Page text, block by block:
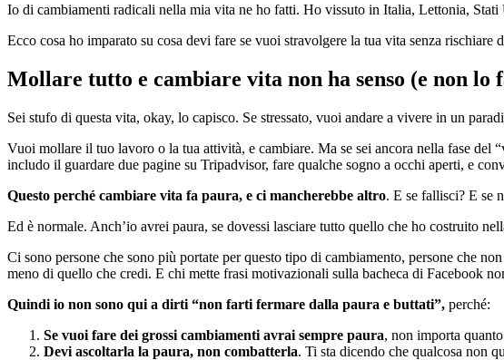
Io di cambiamenti radicali nella mia vita ne ho fatti. Ho vissuto in Italia, Lettonia,
Ecco cosa ho imparato su cosa devi fare se vuoi stravolgere la tua vita senza rischiare
Mollare tutto e cambiare vita non ha senso (e non lo
Sei stufo di questa vita, okay, lo capisco. Se stressato, vuoi andare a vivere in un
Vuoi mollare il tuo lavoro o la tua attività, e cambiare. Ma se sei ancora nella fase
includo il guardare due pagine su Tripadvisor, fare qualche sogno a occhi aperti, e
Questo perché cambiare vita fa paura, e ci mancherebbe altro. E se fallisci? E se
Ed è normale. Anch’io avrei paura, se dovessi lasciare tutto quello che ho costruito
Ci sono persone che sono più portate per questo tipo di cambiamento, persone che
meno di quello che credi. E chi mette frasi motivazionali sulla bacheca di Facebook
Quindi io non sono qui a dirti “non farti fermare dalla paura e buttati”, perché:
Se vuoi fare dei grossi cambiamenti avrai sempre paura, non importa
Devi ascoltarla la paura, non combatterla. Ti sta dicendo che qualcosa non